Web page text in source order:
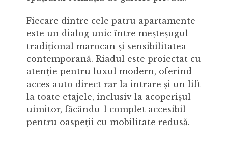
Fiecare dintre cele patru apartamente
este un dialog unic între meșteșugul
tradițional marocan și sensibilitatea
contemporană. Riadul este proiectat cu
atenție pentru luxul modern, oferind
acces auto direct rar la intrare și un lift
la toate etajele, inclusiv la acoperișul
uimitor, făcându-l complet accesibil
pentru oaspeții cu mobilitate redusă.